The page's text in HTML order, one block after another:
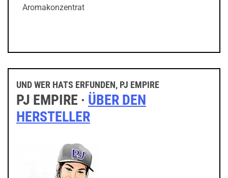
Aromakonzentrat
UND WER HATS ERFUNDEN, PJ EMPIRE
PJ EMPIRE · ÜBER DEN
HERSTELLER